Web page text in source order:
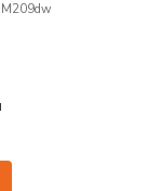
M209dw